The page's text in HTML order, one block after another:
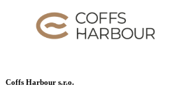
Coffs Harbour s.r.o.